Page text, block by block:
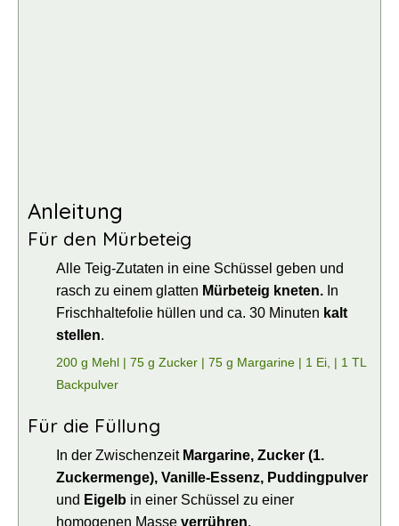
Anleitung
Für den Mürbeteig
Alle Teig-Zutaten in eine Schüssel geben und
rasch zu einem glatten Mürbeteig kneten. In
Frischhaltefolie hüllen und ca. 30 Minuten kalt
stellen.
200 g Mehl | 75 g Zucker | 75 g Margarine | 1 Ei, | 1 TL
Backpulver
Für die Füllung
In der Zwischenzeit Margarine, Zucker (1.
Zuckermenge), Vanille-Essenz, Puddingpulver
und Eigelb in einer Schüssel zu einer
homogenen Masse verrühren.